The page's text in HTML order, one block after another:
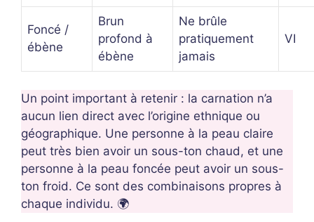
Foncé /
ébène
Brun
profond à
ébène
Ne brûle
pratiquement
jamais
VI
Un point important à retenir : la carnation n’a
aucun lien direct avec l’origine ethnique ou
géographique. Une personne à la peau claire
peut très bien avoir un sous-ton chaud, et une
personne à la peau foncée peut avoir un sous-
ton froid. Ce sont des combinaisons propres à
chaque individu. 🌍